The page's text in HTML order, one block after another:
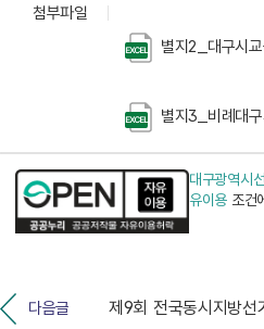
첨부파일
별지2_대구시
별지3_비례대
대구광역시
유이용 조건
다음글